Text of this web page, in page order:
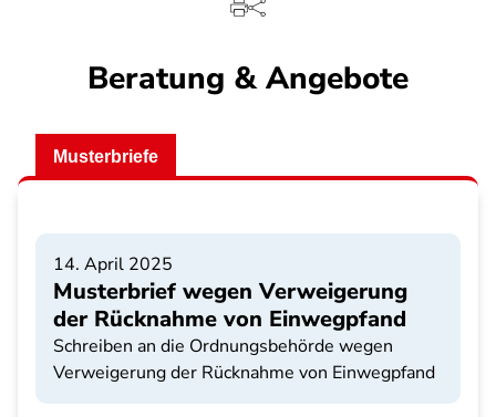
Beratung & Angebote
Musterbriefe
14. April 2025
Musterbrief wegen Verweigerung
der Rücknahme von Einwegpfand
Schreiben an die Ordnungsbehörde wegen
Verweigerung der Rücknahme von Einwegpfand